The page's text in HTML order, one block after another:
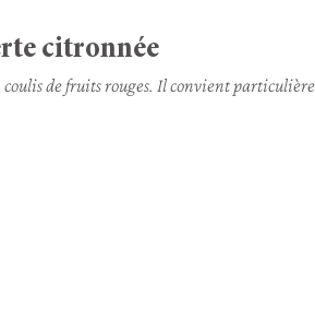
citronnée
coulis de fruits rouges. Il convient